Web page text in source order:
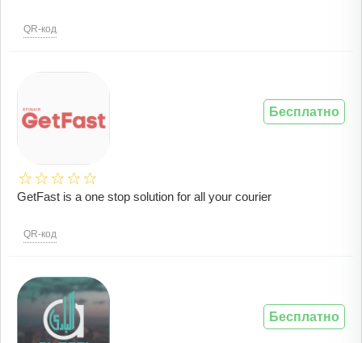
QR-код
GetFast is a one stop solution for all your courier
QR-код
Бесплатно
Бесплатно